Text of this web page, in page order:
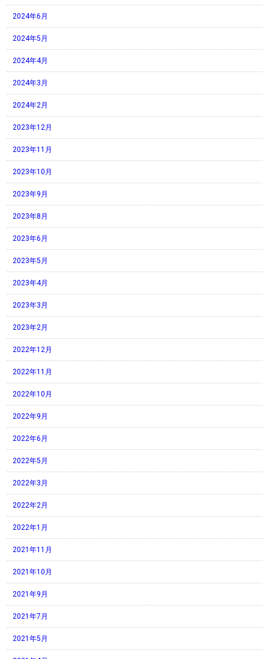
2024年6月
2024年5月
2024年4月
2024年3月
2024年2月
2023年12月
2023年11月
2023年10月
2023年9月
2023年8月
2023年6月
2023年5月
2023年4月
2023年3月
2023年2月
2022年12月
2022年11月
2022年10月
2022年9月
2022年6月
2022年5月
2022年3月
2022年2月
2022年1月
2021年11月
2021年10月
2021年9月
2021年7月
2021年5月